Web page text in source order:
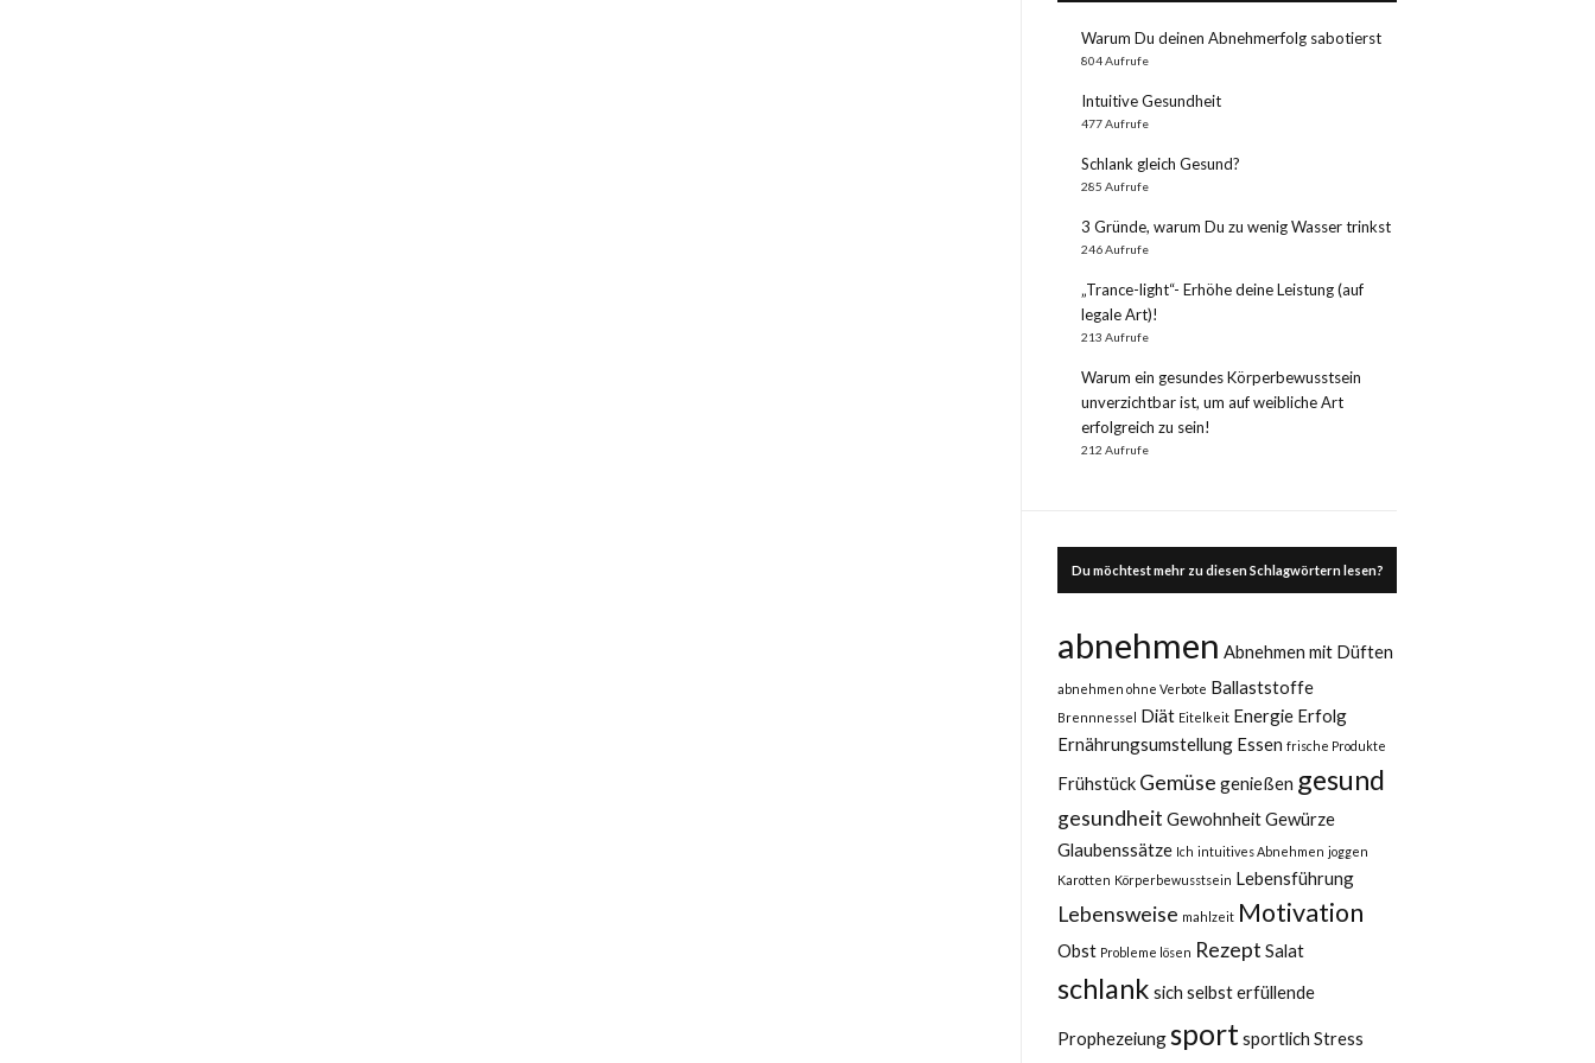
Warum Du deinen Abnehmerfolg sabotierst
804 Aufrufe
Intuitive Gesundheit
477 Aufrufe
Schlank gleich Gesund?
285 Aufrufe
3 Gründe, warum Du zu wenig Wasser trinkst
246 Aufrufe
„Trance-light“- Erhöhe deine Leistung (auf
legale Art)!
213 Aufrufe
Warum ein gesundes Körperbewusstsein
unverzichtbar ist, um auf weibliche Art
erfolgreich zu sein!
212 Aufrufe
Du möchtest mehr zu diesen Schlagwörtern lesen?
abnehmen Abnehmen mit Düften
abnehmen ohne Verbote Ballaststoffe
Brennnessel Diät Eitelkeit Energie Erfolg
Ernährungsumstellung Essen frische Produkte
Frühstück Gemüse genießen gesund
gesundheit GewohnheitGewürze
Glaubenssätze Ich intuitives Abnehmen joggen
Karotten Körperbewusstsein Lebensführung
Lebensweise mahlzeit Motivation
Obst Probleme lösen Rezept Salat
schlank sich selbst erfüllende
Prophezeiungsportsportlich Stress